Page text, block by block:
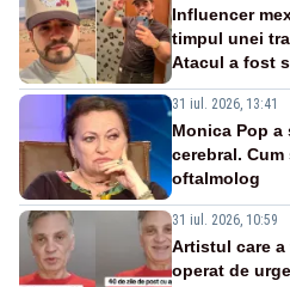
Influencer
timpul unei
Atacul a fost
31 iul. 2026, 13:41
Monica Pop
cerebral.
oftalmolog
31 iul. 2026, 10:59
Artistul care
operat de